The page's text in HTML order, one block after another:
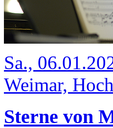
Sa.,
Weimar,
Sterne von